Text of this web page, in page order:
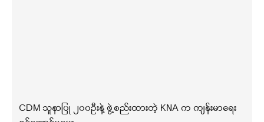
CDM သူနာပြု ၂၀၀ဦးနဲ့ ဖွဲ့စည်းထားတဲ့ KNA က ကျန်းမာရေး